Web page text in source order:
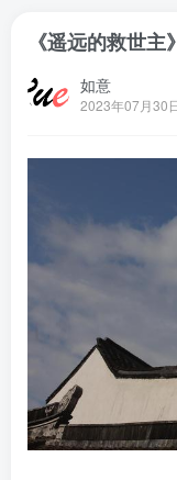
《遥远的救世
如意
2023年07月30